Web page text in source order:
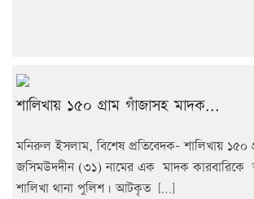
শালিখায় ১৫০ গ্রাম গাঁজাসহ মাদক...
মনিরুল ইসলাম, বিশেষ প্রতিবেদক- শালিখায় ১৫০
জসিমউদদীন (৩১) নামের এক মাদক
শালিখা থানা পুলিশ। আটকৃত […]